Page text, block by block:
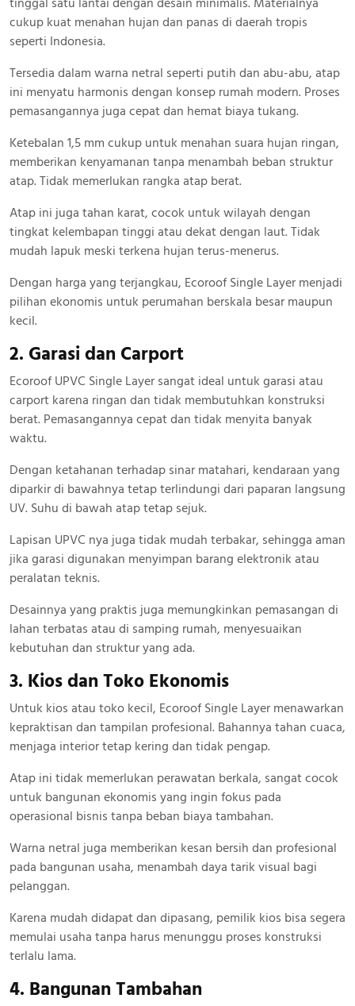
cukup kuat menahan hujan dan panas di daerah tropis
seperti Indonesia.
Tersedia dalam warna netral seperti putih dan abu-abu, atap
ini menyatu harmonis dengan konsep rumah modern. Proses
pemasangannya juga cepat dan hemat biaya tukang.
Ketebalan 1,5 mm cukup untuk menahan suara hujan ringan,
memberikan kenyamanan tanpa menambah beban struktur
atap. Tidak memerlukan rangka atap berat.
Atap ini juga tahan karat, cocok untuk wilayah dengan
tingkat kelembapan tinggi atau dekat dengan laut. Tidak
mudah lapuk meski terkena hujan terus-menerus.
Dengan harga yang terjangkau, Ecoroof Single Layer menjadi
pilihan ekonomis untuk perumahan berskala besar maupun
kecil.
2. Garasi dan Carport
Ecoroof UPVC Single Layer sangat ideal untuk garasi atau
carport karena ringan dan tidak membutuhkan konstruksi
berat. Pemasangannya cepat dan tidak menyita banyak
waktu.
Dengan ketahanan terhadap sinar matahari, kendaraan yang
diparkir di bawahnya tetap terlindungi dari paparan langsung
UV. Suhu di bawah atap tetap sejuk.
Lapisan UPVC nya juga tidak mudah terbakar, sehingga aman
jika garasi digunakan menyimpan barang elektronik atau
peralatan teknis.
Desainnya yang praktis juga memungkinkan pemasangan di
lahan terbatas atau di samping rumah, menyesuaikan
kebutuhan dan struktur yang ada.
3. Kios dan Toko Ekonomis
Untuk kios atau toko kecil, Ecoroof Single Layer menawarkan
kepraktisan dan tampilan profesional. Bahannya tahan cuaca,
menjaga interior tetap kering dan tidak pengap.
Atap ini tidak memerlukan perawatan berkala, sangat cocok
untuk bangunan ekonomis yang ingin fokus pada
operasional bisnis tanpa beban biaya tambahan.
Warna netral juga memberikan kesan bersih dan profesional
pada bangunan usaha, menambah daya tarik visual bagi
pelanggan.
Karena mudah didapat dan dipasang, pemilik kios bisa segera
memulai usaha tanpa harus menunggu proses konstruksi
terlalu lama.
4. Bangunan Tambahan